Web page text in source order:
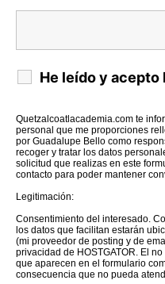
He leído y acepto
Quetzalcoatlacademia.com te
personal que me proporciones
por Guadalupe Bello como
recoger y tratar los datos
solicitud que realizas en este
contacto para poder mantener
Legitimación:
Consentimiento del interesado.
los datos que facilitan estarán
(mi proveedor de posting y de
privacidad de HOSTGATOR. El
que aparecen en el formulario
consecuencia que no pueda